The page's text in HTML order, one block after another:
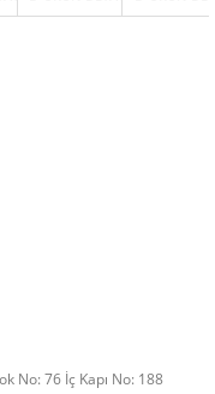
No: 76 İç Kapı No: 188